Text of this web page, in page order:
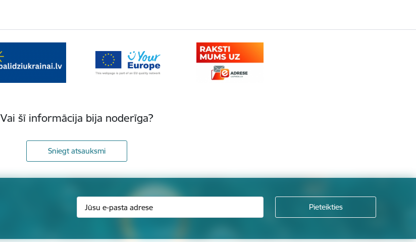
Vai šī informācija bija noderīga?
Sniegt atsauksmi